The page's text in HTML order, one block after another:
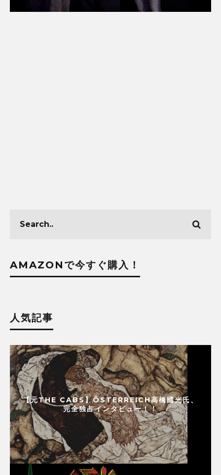
AMAZONで今すぐ購入！
人気記事
【元THE CABS】ÖSTERREICH高橋國光氏、
完全独占インタビュー！！